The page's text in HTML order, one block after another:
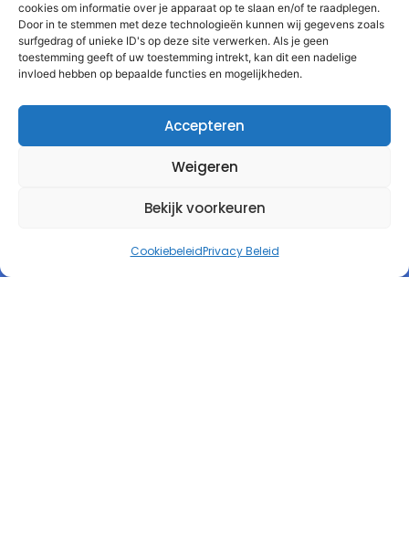
cookies om informatie over je apparaat op te slaan en/of te raadplegen.
Door in te stemmen met deze technologieën kunnen wij gegevens zoals
surfgedrag of unieke ID's op deze site verwerken. Als je geen
toestemming geeft of uw toestemming intrekt, kan dit een nadelige
invloed hebben op bepaalde functies en mogelijkheden.
Accepteren
Weigeren
Bekijk voorkeuren
CookiebeleidPrivacy Beleid